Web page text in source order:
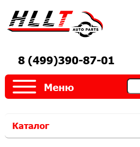
8 (499)390-87-01
Меню
Каталог